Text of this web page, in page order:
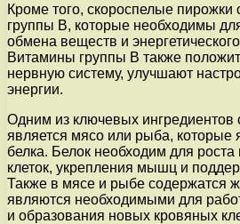
Кроме того, скороспелые
группы В, которые необходимы
обмена веществ и
Витамины группы В также
нервную систему, улучшают
энергии.
Одним из ключевых ингредиентов
является мясо или рыба, которые
белка. Белок необходим для роста
клеток, укрепления мышц и
Также в мясе и рыбе содержатся
являются необходимыми для
и образования новых кровяных